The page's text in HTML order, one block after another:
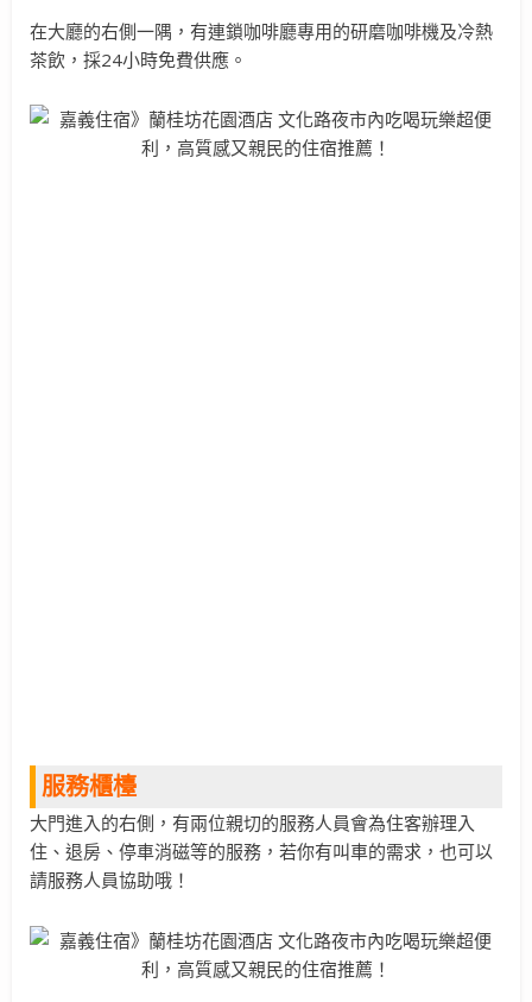
在大廳的右側一隅，有連鎖咖啡廳專用的研磨咖啡機及冷熱
茶飲，採24小時免費供應。
服務櫃檯
大門進入的右側，有兩位親切的服務人員會為住客辦理入
住、退房、停車消磁等的服務，若你有叫車的需求，也可以
請服務人員協助哦！